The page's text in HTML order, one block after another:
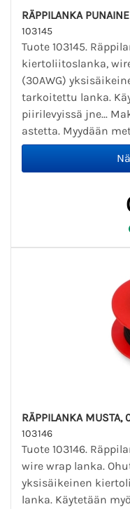
RÄPPILANKA
103145
Tuote 103145.
kiertoliitoslanka,
(30AWG)
tarkoitettu lanka.
piirilevyissä jne...
astetta. Myydään
RÄPPILANKA MUSTA,
103146
Tuote 103146.
wire wrap lanka.
yksisäikeinen
lanka. Käytetään